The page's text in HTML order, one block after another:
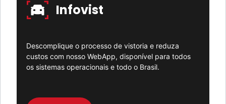
Infovist
Descomplique o processo de vistoria e reduza
custos com nosso WebApp, disponível para todos
os sistemas operacionais e todo o Brasil.